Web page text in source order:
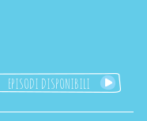
EPISODI DISPONIBILI